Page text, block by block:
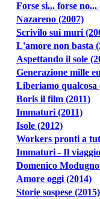
Forse si... forse no...
Nazareno (2007)
Scrivilo sui muri
L'amore non basta
Aspettando il sole
Generazione mille
Liberiamo qualcosa
Boris il film (2011)
Immaturi (2011)
Isole (2012)
Workers pronti a
Immaturi - Il
Domenico
Amore oggi (2014)
Storie sospese (2015)